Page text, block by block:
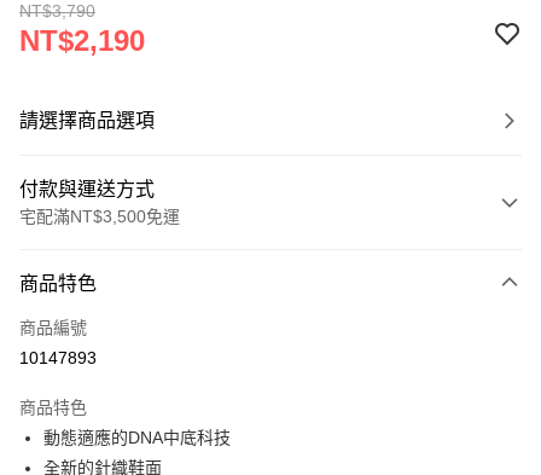
NT$3,790
NT$2,190
請選擇商品選項
付款與運送方式
宅配滿NT$3,500免運
信用卡一次付款
ATM付款
運送方式
宅配
商品特色
商品編號
10147893
商品特色
動態適應的DNA中底科技
全新的針織鞋面